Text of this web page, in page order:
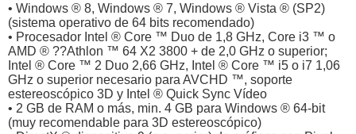
• Windows ® 8, Windows ® 7, Windows ® Vista ® (SP2)
(sistema operativo de 64 bits recomendado)
• Procesador Intel ® Core ™ Duo de 1,8 GHz, Core i3 ™ o
AMD ® ??Athlon ™ 64 X2 3800 + de 2,0 GHz o superior;
Intel ® Core ™ 2 Duo 2,66 GHz, Intel ® Core ™ i5 o i7 1,06
GHz o superior necesario para AVCHD ™, soporte
estereoscópico 3D y Intel ® Quick Sync Vídeo
• 2 GB de RAM o más, min. 4 GB para Windows ® 64-bit
(muy recomendable para 3D estereoscópico)